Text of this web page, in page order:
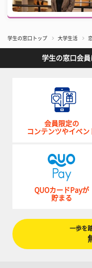
学生の窓口トップ 大学生活
学生の窓口会
会員限定の
コンテンツやイベン
QUOカードPayが
貯まる
一歩を